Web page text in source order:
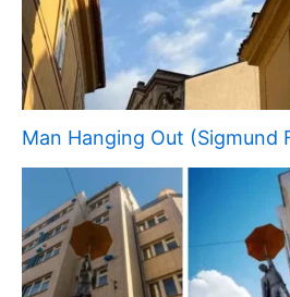
Man Hanging Out (Sigmund